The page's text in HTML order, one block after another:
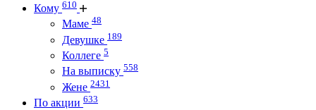
Кому 610
Маме 48
Девушке 189
Коллеге 5
На выписку 558
Жене 2431
По акции 633